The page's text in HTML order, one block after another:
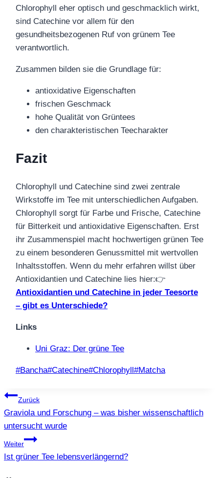
Chlorophyll eher optisch und geschmacklich wirkt,
sind Catechine vor allem für den
gesundheitsbezogenen Ruf von grünem Tee
verantwortlich.
Zusammen bilden sie die Grundlage für:
antioxidative Eigenschaften
frischen Geschmack
hohe Qualität von Grüntees
den charakteristischen Teecharakter
Fazit
Chlorophyll und Catechine sind zwei zentrale
Wirkstoffe im Tee mit unterschiedlichen Aufgaben.
Chlorophyll sorgt für Farbe und Frische, Catechine
für Bitterkeit und antioxidative Eigenschaften. Erst
ihr Zusammenspiel macht hochwertigen grünen Tee
zu einem besonderen Genussmittel mit wertvollen
Inhaltsstoffen. Wenn du mehr erfahren willst über
Antioxidantien und Catechine lies hier:👉
Antioxidantien und Catechine in jeder Teesorte
– gibt es Unterschiede?
Links
Uni Graz: Der grüne Tee
Schlagworte:
#Bancha#Catechine#Chlorophyll#Matcha
Beitragsnavigation
Zurück
Graviola und Forschung – was bisher wissenschaftlich
untersucht wurde
Weiter
Ist grüner Tee lebensverlängernd?